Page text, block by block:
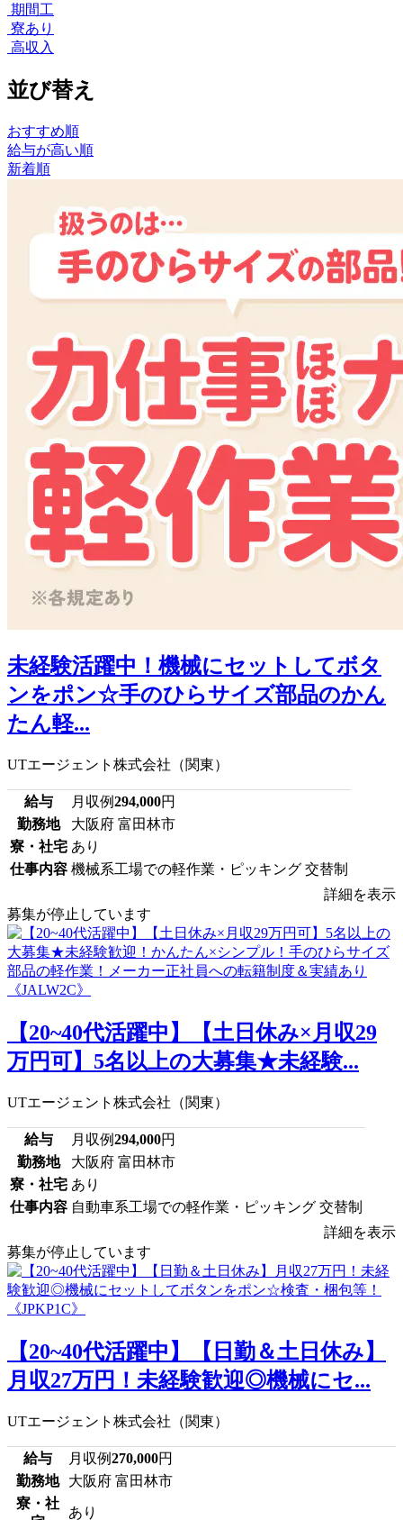
期間工
寮あり
高収入
並び替え
おすすめ順
給与が高い順
新着順
未経験活躍中！機械にセットしてボタ
ンをポン☆手のひらサイズ部品のかん
たん軽...
UTエージェント株式会社（関東）
給与 月収例294,000円
勤務地
大阪府 富田林市
寮・社宅 あり
仕事内容 機械系工場での軽作業・ピッキング 交替制
詳細を表示
募集が停止しています
【20~40代活躍中】【土日休み×月収29
万円可】5名以上の大募集★未経験...
UTエージェント株式会社（関東）
給与 月収例294,000円
勤務地
大阪府 富田林市
寮・社宅 あり
仕事内容 自動車系工場での軽作業・ピッキング 交替制
詳細を表示
募集が停止しています
【20~40代活躍中】【日勤＆土日休み】
月収27万円！未経験歓迎◎機械にセ...
UTエージェント株式会社（関東）
給与 月収例270,000円
勤務地
大阪府 富田林市
寮・社
あり